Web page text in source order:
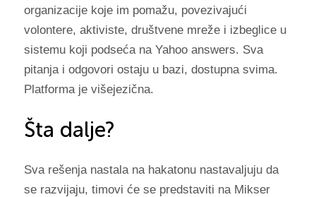
organizacije koje im pomažu, povezivajući
volontere, aktiviste, društvene mreže i izbeglice u
sistemu koji podseća na Yahoo answers. Sva
pitanja i odgovori ostaju u bazi, dostupna svima.
Platforma je višejezična.
Šta dalje?
Sva rešenja nastala na hakatonu nastavaljuju da
se razvijaju, timovi će se predstaviti na Mikser